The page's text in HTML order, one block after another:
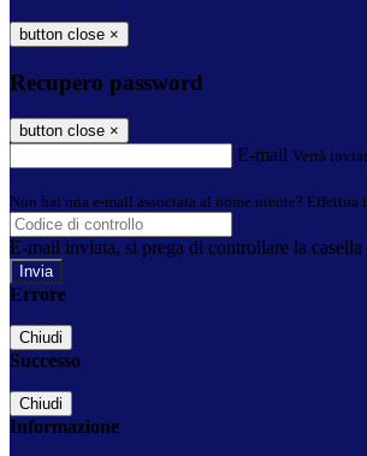
button close ×
Recupero password
button close ×
E-mail Verrà
Non hai una e-mail associata al nome utente? Effettua
E-mail inviata, si prega di controllare la
Errore
Chiudi
Successo
Chiudi
Informazione